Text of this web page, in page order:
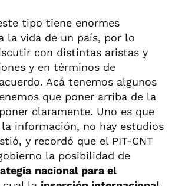
tipo tiene enormes
la vida de un país, por lo
con distintas aristas y
y en términos de
Acá tenemos algunos
que poner arriba de la
claramente. Uno es que
información, no hay estudios
y recordó que el PIT-CNT
la posibilidad de
nacional para el